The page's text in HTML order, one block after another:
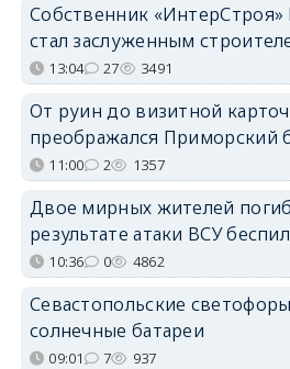
Собственник «ИнтерСтроя»
стал заслуженным
13:04 27 3491
От руин до визитной
преображался Приморский
11:00 2 1357
Двое мирных жителей
результате атаки ВСУ
10:36 0 4862
Севастопольские
солнечные батареи
09:01 7 937